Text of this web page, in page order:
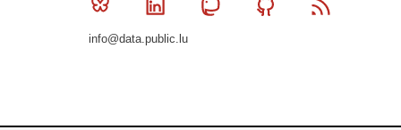
Bluesky Linkedin MastodonGithub
info@data.public.lu